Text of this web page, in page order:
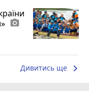
photo_camera
Дивитись ще keyboard_arrow_right